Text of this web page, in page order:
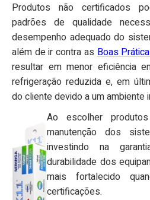
Produtos não certificados
padrões de qualidade
desempenho adequado do
além de ir contra asBoas
resultar em menor eficiência
refrigeração reduzida e, em
do cliente devido a um ambiente
Ao escolher
manutenção dos
investindo na
durabilidade dos
mais fortalecido
certificações.